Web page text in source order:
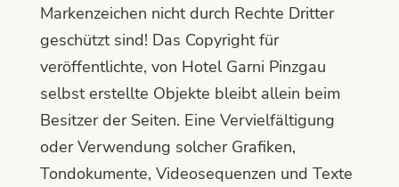
Markenzeichen nicht durch Rechte Dritter
geschützt sind! Das Copyright für
veröffentlichte, von Hotel Garni Pinzgau
selbst erstellte Objekte bleibt allein beim
Besitzer der Seiten. Eine Vervielfältigung
oder Verwendung solcher Grafiken,
Tondokumente, Videosequenzen und Texte